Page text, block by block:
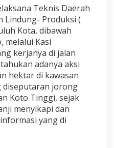
Teknis Daerah
Lindung- Produksi (
Kota, dibawah
melalui Kasi
kerjanya di jalan
adanya aksi
hektar di kawasan
diseputaran jorong
Koto Tinggi, sejak
menyikapi dan
yang di